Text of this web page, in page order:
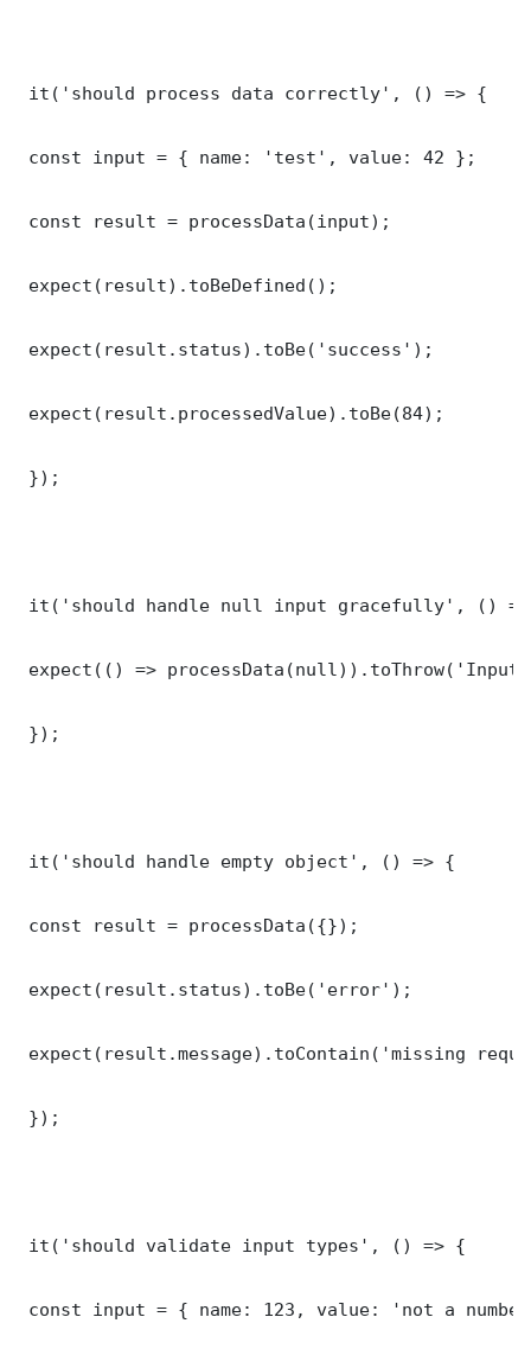
it('should process data correctly', () => {
const input = { name: 'test', value: 42 };
const result = processData(input);
expect(result).toBeDefined();
expect(result.status).toBe('success');
expect(result.processedValue).toBe(84);
});
it('should handle null input gracefully', ()
expect(() =>
});
it('should handle empty object', () => {
const result = processData({});
expect(result.status).toBe('error');
expect(result.message).toContain('missing
});
it('should validate input types', () => {
const input = { name: 123, value: 'not a